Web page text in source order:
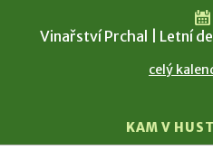
Vinařství Prchal | Letní
celý
KAM V